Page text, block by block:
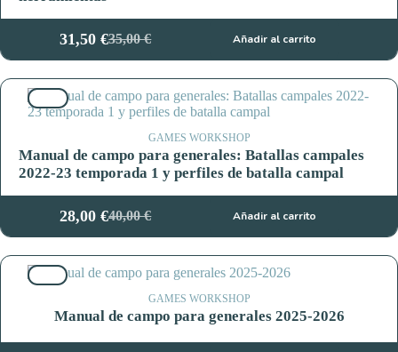
35,00€
El
precio
original
era:
35,00 €.
31,50€El
precio
actual
es:
31,50 €.
Añadir al carrito
GAMES WORKSHOP
Manual de campo para generales: Batallas campales
2022-23 temporada 1 y perfiles de batalla campal
40,00€
El
precio
original
era:
40,00 €.
28,00€El
precio
actual
es:
28,00 €.
Añadir al carrito
GAMES WORKSHOP
Manual de campo para generales 2025-2026